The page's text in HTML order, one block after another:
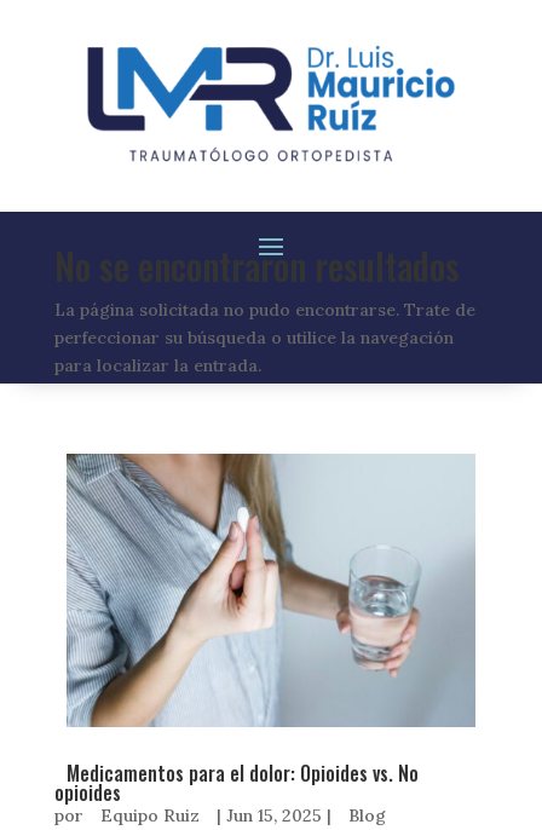
No se encontraron resultados
La página solicitada no pudo encontrarse. Trate de
perfeccionar su búsqueda o utilice la navegación
para localizar la entrada.
Medicamentos para el dolor: Opioides vs. No
opioides
por Equipo Ruiz | Jun 15, 2025 |
Blog